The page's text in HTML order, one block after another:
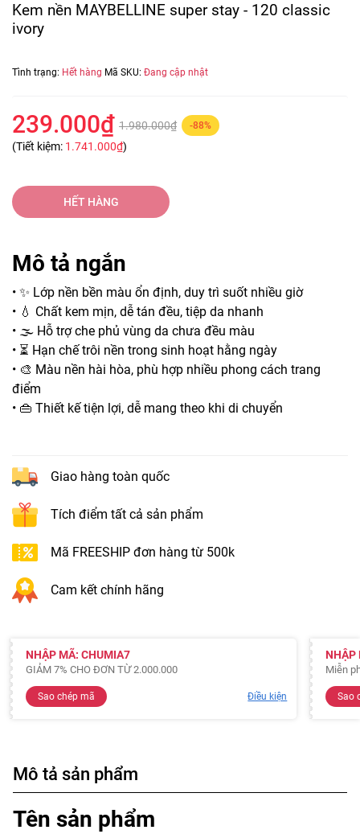
Kem nền MAYBELLINE super stay - 120 classic
ivory
Tình trạng: Hết hàng Mã SKU: Đang cập nhật
239.000₫ 1.980.000₫ -88%
(Tiết kiệm: 1.741.000₫)
HẾT HÀNG
Mô tả ngắn
• ✨ Lớp nền bền màu ổn định, duy trì suốt nhiều giờ
• 💧 Chất kem mịn, dễ tán đều, tiệp da nhanh
• 🌫️ Hỗ trợ che phủ vùng da chưa đều màu
• ⏳ Hạn chế trôi nền trong sinh hoạt hằng ngày
• 🎨 Màu nền hài hòa, phù hợp nhiều phong cách trang
điểm
• 👜 Thiết kế tiện lợi, dễ mang theo khi di chuyển
Giao hàng toàn quốc
Tích điểm tất cả sản phẩm
Mã FREESHIP đơn hàng từ 500k
Cam kết chính hãng
NHẬP MÃ: CHUMIA7
GIẢM 7% CHO ĐƠN TỪ 2.000.000
Sao chép mã Điều kiện
NHẬP
Miễn
Sao
Mô tả sản phẩm
Tên sản phẩm